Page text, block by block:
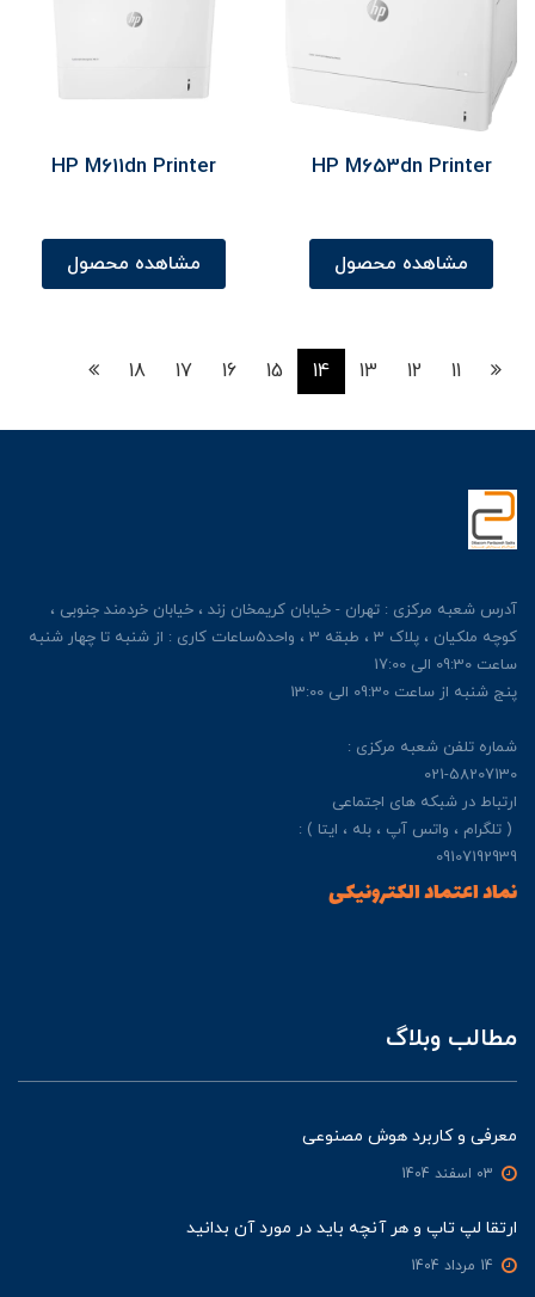
HP M653dn Printer
مشاهده محصول
HP M611dn Printer
مشاهده محصول
11
12
13
14
15
16
17
18
آدرس شعبه مرکزی : تهران - خیابان کریمخان زند ، خیابان خردمند جنوبی ،
کوچه ملکیان ، پلاک 3 ، طبقه 3 ، واحد5ساعات کاری : از شنبه تا چهار شنبه
ساعت 09:30 الی 17:00
پنج شنبه از ساعت 09:30 الی 13:00
شماره تلفن شعبه مرکزی :
021-58207130
ارتباط در شبکه های اجتماعی
( تلگرام ، واتس آپ ، بله ، ایتا ) :
09107192939
نماد اعتماد الکترونیکی
مطالب وبلاگ
معرفی و کاربرد هوش مصنوعی
ارتقا لپ تاپ و هر آنچه باید در مورد آن بدانید